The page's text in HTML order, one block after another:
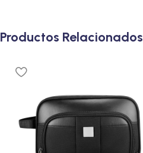
Productos Relacionados